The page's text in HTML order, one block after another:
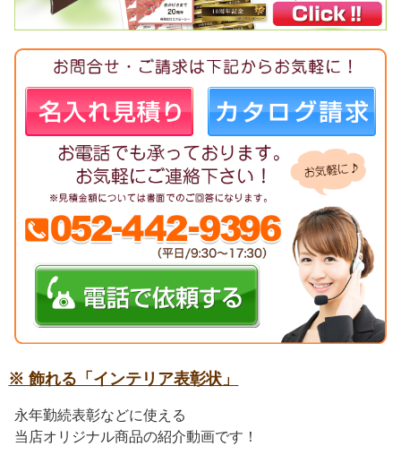
※ 飾れる「インテリア表彰状」
永年勤続表彰などに使える
当店オリジナル商品の紹介動画です！